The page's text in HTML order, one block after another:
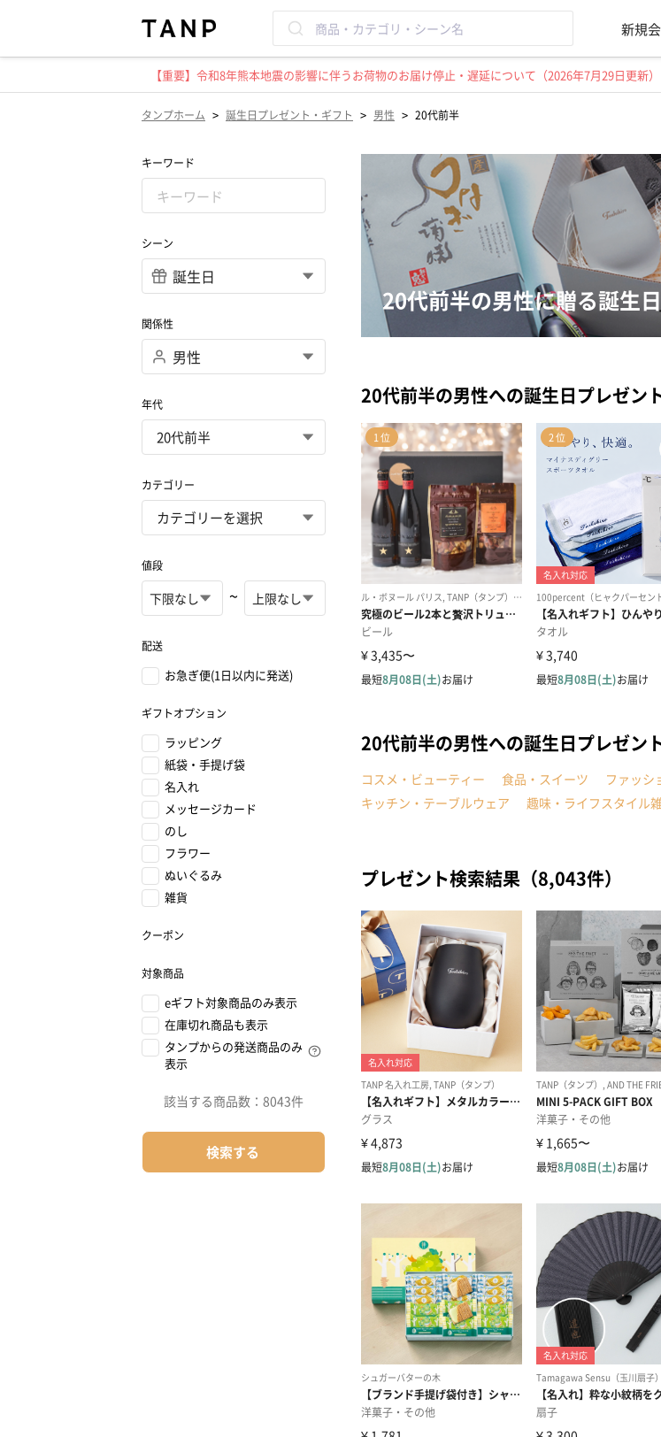
新規
【重要】令和8年熊本地震の影響に伴うお荷物のお届け停止・遅延について（2026年7月29日更新）
タンプホーム > 誕生日プレゼント・ギフト > 男性 > 20代前半
キーワード
シーン
関係性
年代
カテゴリー
値段
~
配送
お急ぎ便(1日以内に発送)
ギフトオプション
ラッピング
紙袋・手提げ袋
名入れ
メッセージカード
のし
フラワー
ぬいぐるみ
雑貨
クーポン
対象商品
eギフト対象商品のみ表示
在庫切れ商品も表示
タンプからの発送商品のみ
表示
該当する商品数： 8043件
検索する
20代前半の男性に贈る誕生
20代前半の男性への誕生日プレゼン
20代前半の男性への誕生日プレゼン
コスメ・ビューティー 食品・スイーツ ファッシ
キッチン・テーブルウェア
趣味・ライフスタイル
プレゼント検索結果（8,043件）